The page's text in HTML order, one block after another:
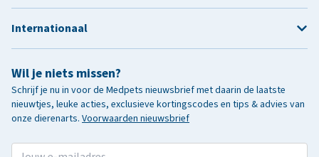
Wil je niets missen?
Schrijf je nu in voor de Medpets nieuwsbrief met daarin de laatste
nieuwtjes, leuke acties, exclusieve kortingscodes en tips & advies van
onze dierenarts. Voorwaarden nieuwsbrief
Internationaal